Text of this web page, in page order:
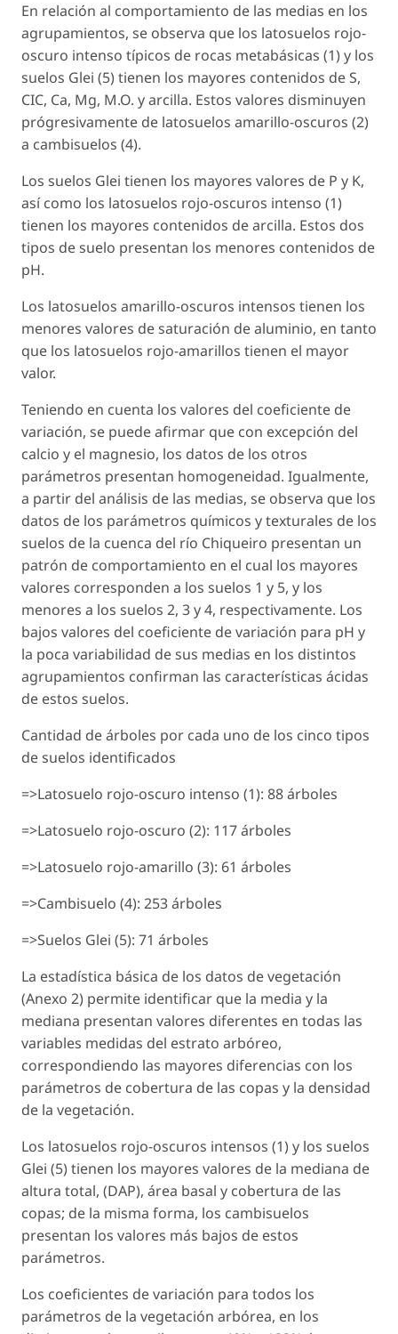
En relación al comportamiento de las medias en los
agrupamientos, se observa que los latosuelos rojo-
oscuro intenso típicos de rocas metabásicas (1) y los
suelos Glei (5) tienen los mayores contenidos de S,
CIC, Ca, Mg, M.O. y arcilla. Estos valores disminuyen
prógresivamente de latosuelos amarillo-oscuros (2)
a cambisuelos (4).
Los suelos Glei tienen los mayores valores de P y K,
así como los latosuelos rojo-oscuros intenso (1)
tienen los mayores contenidos de arcilla. Estos dos
tipos de suelo presentan los menores contenidos de
pH.
Los latosuelos amarillo-oscuros intensos tienen los
menores valores de saturación de aluminio, en tanto
que los latosuelos rojo-amarillos tienen el mayor
valor.
Teniendo en cuenta los valores del coeficiente de
variación, se puede afirmar que con excepción del
calcio y el magnesio, los datos de los otros
parámetros presentan homogeneidad. Igualmente,
a partir del análisis de las medias, se observa que los
datos de los parámetros químicos y texturales de los
suelos de la cuenca del río Chiqueiro presentan un
patrón de comportamiento en el cual los mayores
valores corresponden a los suelos 1 y 5, y los
menores a los suelos 2, 3 y 4, respectivamente. Los
bajos valores del coeficiente de variación para pH y
la poca variabilidad de sus medias en los distintos
agrupamientos confirman las características ácidas
de estos suelos.
Cantidad de árboles por cada uno de los cinco tipos
de suelos identificados
=>Latosuelo rojo-oscuro intenso (1): 88 árboles
=>Latosuelo rojo-oscuro (2): 117 árboles
=>Latosuelo rojo-amarillo (3): 61 árboles
=>Cambisuelo (4): 253 árboles
=>Suelos Glei (5): 71 árboles
La estadística básica de los datos de vegetación
(Anexo 2) permite identificar que la media y la
mediana presentan valores diferentes en todas las
variables medidas del estrato arbóreo,
correspondiendo las mayores diferencias con los
parámetros de cobertura de las copas y la densidad
de la vegetación.
Los latosuelos rojo-oscuros intensos (1) y los suelos
Glei (5) tienen los mayores valores de la mediana de
altura total, (DAP), área basal y cobertura de las
copas; de la misma forma, los cambisuelos
presentan los valores más bajos de estos
parámetros.
Los coeficientes de variación para todos los
parámetros de la vegetación arbórea, en los